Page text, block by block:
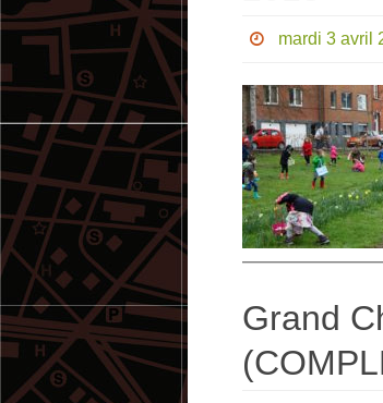
mardi 3 avril
Grand